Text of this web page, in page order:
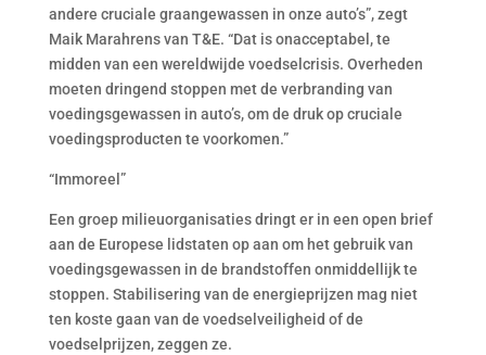
andere cruciale graangewassen in onze auto’s”, zegt
Maik Marahrens van T&E. “Dat is onacceptabel, te
midden van een wereldwijde voedselcrisis. Overheden
moeten dringend stoppen met de verbranding van
voedingsgewassen in auto’s, om de druk op cruciale
voedingsproducten te voorkomen.”
“Immoreel”
Een groep milieuorganisaties dringt er in een open brief
aan de Europese lidstaten op aan om het gebruik van
voedingsgewassen in de brandstoffen onmiddellijk te
stoppen. Stabilisering van de energieprijzen mag niet
ten koste gaan van de voedselveiligheid of de
voedselprijzen, zeggen ze.